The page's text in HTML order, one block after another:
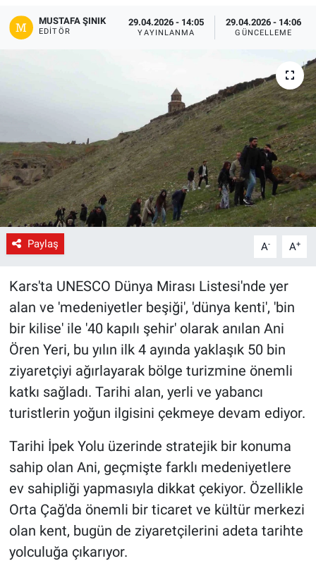
MUSTAFA ŞINIK
EDITÖR
29.04.2026 - 14:05
YAYINLANMA
29.04.2026 - 14:06
GÜNCELLEME
Paylaş A- A+
Kars'ta UNESCO Dünya Mirası Listesi'nde yer
alan ve 'medeniyetler beşiği', 'dünya kenti', 'bin
bir kilise' ile '40 kapılı şehir' olarak anılan Ani
Ören Yeri, bu yılın ilk 4 ayında yaklaşık 50 bin
ziyaretçiyi ağırlayarak bölge turizmine önemli
katkı sağladı. Tarihi alan, yerli ve yabancı
turistlerin yoğun ilgisini çekmeye devam ediyor.
Tarihi İpek Yolu üzerinde stratejik bir konuma
sahip olan Ani, geçmişte farklı medeniyetlere
ev sahipliği yapmasıyla dikkat çekiyor. Özellikle
Orta Çağ'da önemli bir ticaret ve kültür merkezi
olan kent, bugün de ziyaretçilerini adeta tarihte
yolculuğa çıkarıyor.
Siyaset
Spor
Yerel